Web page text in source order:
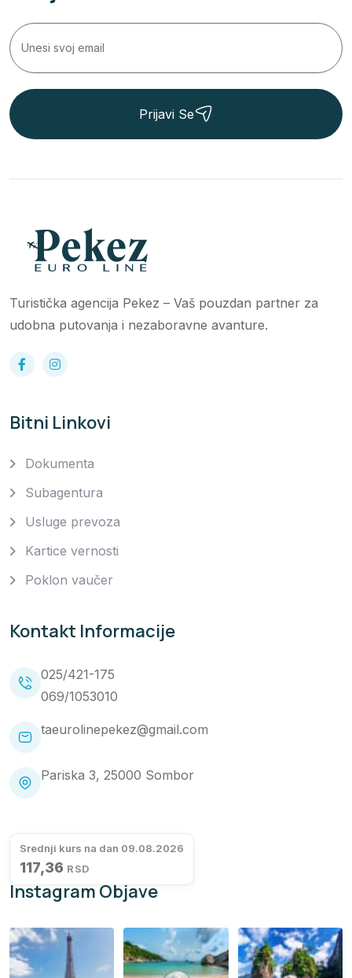
Prijavi Se
Turistička agencija Pekez – Vaš pouzdan partner za
udobna putovanja i nezaboravne avanture.
Bitni Linkovi
Dokumenta
Subagentura
Usluge prevoza
Kartice vernosti
Poklon vaučer
Kontakt Informacije
025/421-175
069/1053010
taeurolinepekez@gmail.com
Pariska 3, 25000 Sombor
Srednji kurs na dan 09.08.2026
117,36 RSD
Instagram Objave